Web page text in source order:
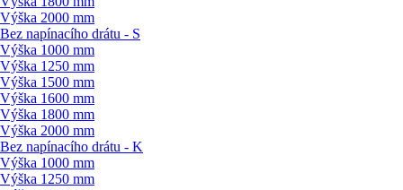
Výška 2000 mm
Bez napínacího drátu - S
Výška 1000 mm
Výška 1250 mm
Výška 1500 mm
Výška 1600 mm
Výška 1800 mm
Výška 2000 mm
Bez napínacího drátu - K
Výška 1000 mm
Výška 1250 mm